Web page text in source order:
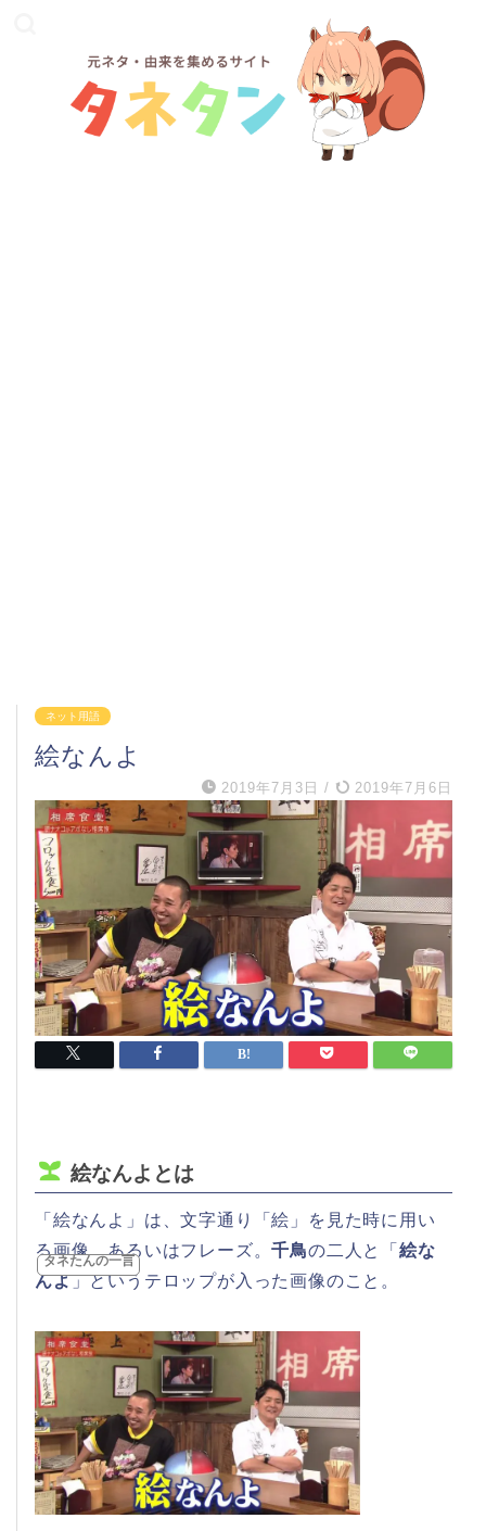
ネット用語
絵なんよ
2019年7月3日 / 2019年7月6日
絵なんよとは
「絵なんよ」は、文字通り「絵」を見た時に用い
る画像、あるいはフレーズ。千鳥の二人と「絵な
んよ」というテロップが入った画像のこと。
タネたんの一言